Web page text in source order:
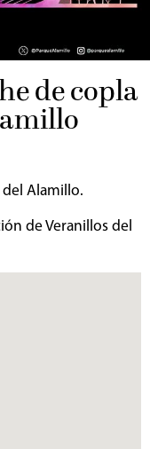
de copla
Alamillo.
de Veranillos del